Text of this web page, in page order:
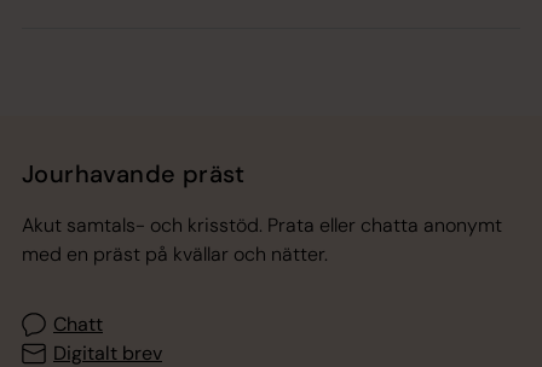
Jourhavande präst
Akut samtals- och krisstöd. Prata eller chatta anonymt
med en präst på kvällar och nätter.
Chatt
Digitalt brev